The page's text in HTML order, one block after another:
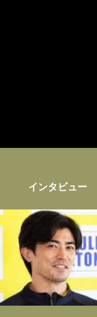
インタビュー